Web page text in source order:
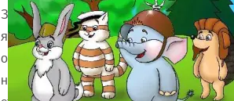
Зерну
ячменному:
оно
не